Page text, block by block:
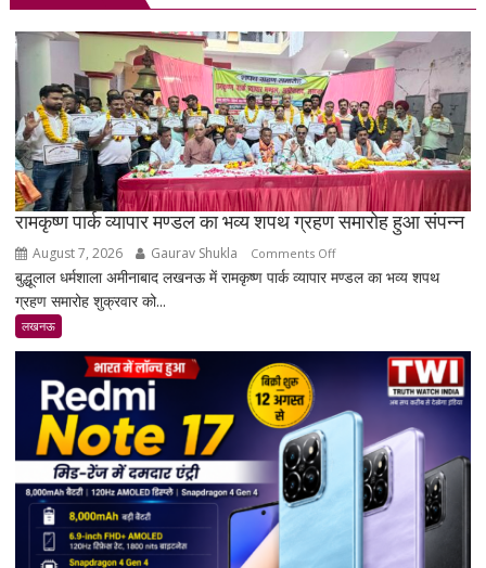
रामकृष्ण पार्क व्यापार मण्डल का भव्य शपथ ग्रहण समारोह हुआ संपन्न
August 7, 2026 Gaurav Shukla Comments Offon
रामकृष्ण
मण्डल
शपथ
समारोह
बुद्धूलाल धर्मशाला अमीनाबाद लखनऊ में रामकृष्ण पार्क व्यापार मण्डल का भव्य शपथ
ग्रहण समारोह शुक्रवार को...
लखनऊ